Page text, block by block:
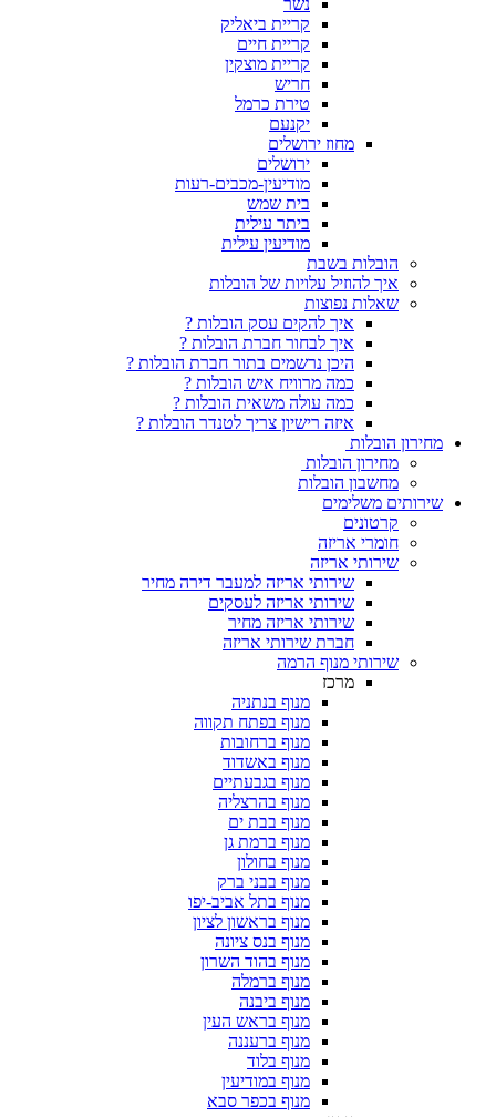
נשר
קריית ביאליק
קריית חיים
קריית מוצקין
חריש
טירת כרמל
יקנעם
מחוז ירושלים
ירושלים
מודיעין-מכבים-רעות
בית שמש
ביתר עילית
מודיעין עילית
הובלות בשבת
איך להוזיל עלויות של הובלות
שאלות נפוצות
איך להקים עסק הובלות ?
איך לבחור חברת הובלות ?
היכן נרשמים בתור חברת הובלות ?
כמה מרוויח איש הובלות ?
כמה עולה משאית הובלות ?
איזה רישיון צריך לטנדר הובלות ?
מחירון הובלות
מחירון הובלות
מחשבון הובלות
שירותים משלימים
קרטונים
חומרי אריזה
שירותי אריזה
שירותי אריזה למעבר דירה מחיר
שירותי אריזה לעסקים
שירותי אריזה מחיר
חברת שירותי אריזה
שירותי מנוף הרמה
מרכז
מנוף בנתניה
מנוף בפתח תקווה
מנוף ברחובות
מנוף באשדוד
מנוף בגבעתיים
מנוף בהרצליה
מנוף בבת ים
מנוף ברמת גן
מנוף בחולון
מנוף בבני ברק
מנוף בתל אביב-יפו
מנוף בראשון לציון
מנוף בנס ציונה
מנוף בהוד השרון
מנוף ברמלה
מנוף ביבנה
מנוף בראש העין
מנוף ברעננה
מנוף בלוד
מנוף במודיעין
מנוף בכפר סבא